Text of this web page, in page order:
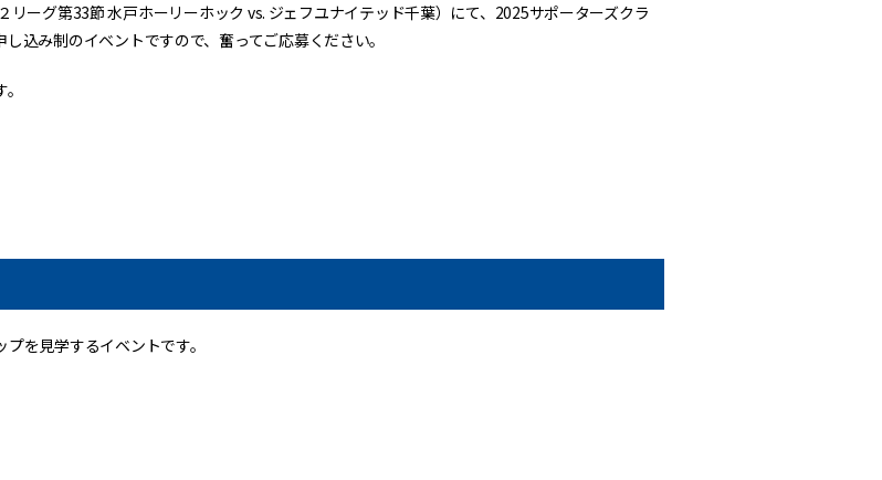
ーグ第33節 水戸ホーリーホック vs. ジェフユナイテッド千葉）にて、2025サポーターズクラ
込み制のイベントですので、奮ってご応募ください。
を見学するイベントです。